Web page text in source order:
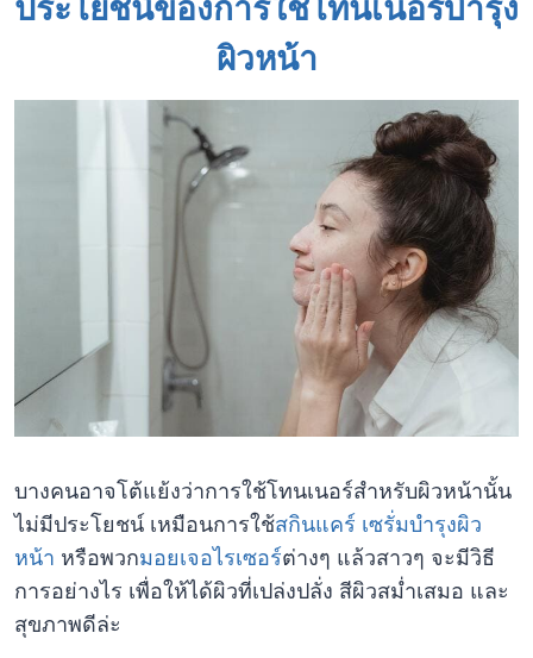
ประโยชน์ของการใช้โทนเนอร์บำรุง
ผิวหน้า
บางคนอาจโต้แย้งว่าการใช้โทนเนอร์สำหรับผิวหน้านั้น
ไม่มีประโยชน์ เหมือนการใช้สกินแคร์ เซรั่มบำรุงผิว
หน้า หรือพวกมอยเจอไรเซอร์ต่างๆ แล้วสาวๆ จะมีวิธี
การอย่างไร เพื่อให้ได้ผิวที่เปล่งปลั่ง สีผิวสม่ำเสมอ และ
สุขภาพดีล่ะ